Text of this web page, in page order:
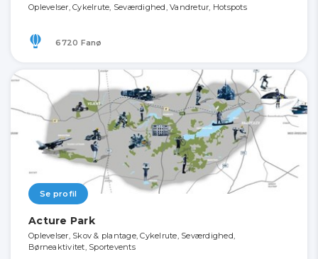
Oplevelser, Cykelrute, Seværdighed, Vandretur, Hotspots
6720 Fanø
Se profil
Acture Park
Oplevelser, Skov & plantage, Cykelrute, Seværdighed,
Børneaktivitet, Sportevents